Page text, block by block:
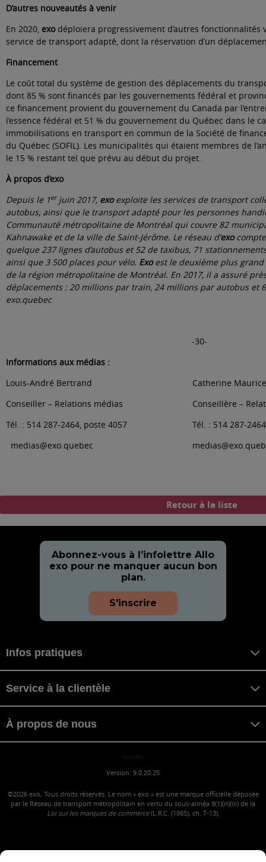
D’autres nouveautés à venir
En 2020, exodéploiera progressivement d’autres fonctionnalités
service de transport adapté, dont la réservation d’un
Financement
Le coût total du système de gestion des déplacements du
dont 85 % sont financés par les gouvernements fédéral et
ce financement provient du gouvernement du Canada par
l’essence fédéral et 51 % du gouvernement du Québec dans le
immobilisations en transport en commun de la Société de
du Québec (SOFIL). Les municipalités qui étaient membres de
le 15 % restant tel que prévu au début du projet.
À propos d’exo
Depuis le 1erjuin 2017, exoexploite les services de transport
autobus, ainsi que le transport adapté pour les personnes
Communauté métropolitaine de Montréal qui couvre 82
Kahnawake et de la ville de Saint-Jérôme. Le réseau d’exocompte
quelque 237 lignes d’autobus et 52 de taxibus, 71
ainsi que 3 500 places pour vélo. Exoest le deuxième plus
de la région métropolitaine de Montréal. En 2017, il a assuré
déplacements : 20 millions par train, 24 millions par autobus et
exo.quebec
-30-
Informations aux médias :
Louis-André Bertrand
Conseiller – Relations médias
Tél. : 514 287-2464, poste 4057
medias@exo.quebec
Catherine Maurice
Conseillère –
Tél. : 514 287-
Retour à la liste
Abonnez-vous à l’infolettre Allo
exo pour ne manquer aucun bon
plan.
S'inscrire
Infos pratiques
Service à la clientèle
À propos de nous
yazu YAZU
Version: 9.0.20.25
©2026 exo, Tous droits réservés. Le nom « exo » est une marque officielle déposée
par le Réseau de transport métropolitain en vertu du sous-alinéa 9(1)(n)(iii) de la
Loi sur les marques de commerce(L.R.C. (1985), ch. T-13).